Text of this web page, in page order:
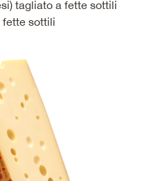
tagliato a fette sottili
sottili